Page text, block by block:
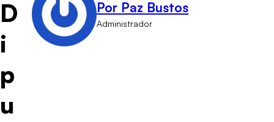
D
i
p
u
Por Paz Bustos
Administrador